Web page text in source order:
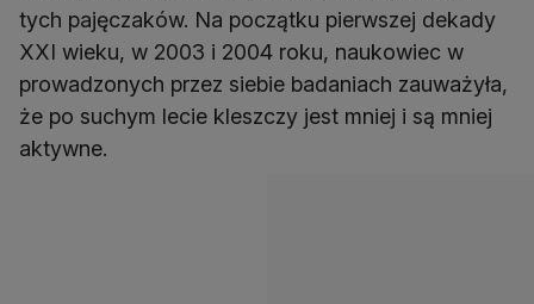
tych pajęczaków. Na początku pierwszej dekady
XXI wieku, w 2003 i 2004 roku, naukowiec w
prowadzonych przez siebie badaniach zauważyła,
że po suchym lecie kleszczy jest mniej i są mniej
aktywne.